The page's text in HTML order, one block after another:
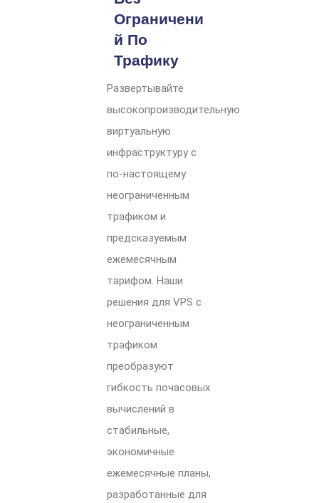
Ограничени
Й По
Трафику
Развертывайте
высокопроизводительную
виртуальную
инфраструктуру с
по-настоящему
неограниченным
трафиком и
предсказуемым
ежемесячным
тарифом. Наши
решения для VPS с
неограниченным
трафиком
преобразуют
гибкость почасовых
вычислений в
стабильные,
экономичные
ежемесячные планы,
разработанные для